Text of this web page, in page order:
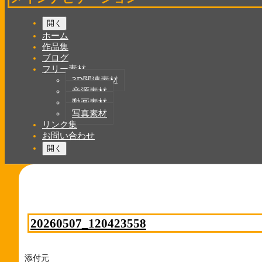
開く
ホーム
作品集
ブログ
フリー素材
3D関連素材
音源素材
動画素材
写真素材
リンク集
お問い合わせ
開く
20260507_120423558
添付元